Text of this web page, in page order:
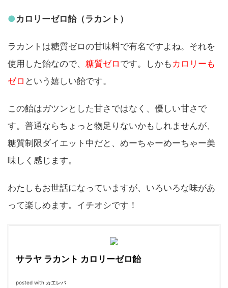
● カロリーゼロ飴（ラカント）
ラカントは糖質ゼロの甘味料で有名ですよね。それを
使用した飴なので、 糖質ゼロ です。しかも カロリーも
ゼロ という嬉しい飴です。
この飴はガツンとした甘さではなく、優しい甘さで
す。普通ならちょっと物足りないかもしれませんが、
糖質制限ダイエット中だと、めーちゃーめーちゃー美
味しく感じます。
わたしもお世話になっていますが、いろいろな味があ
って楽しめます。イチオシです！
サラヤ ラカント カロリーゼロ飴
posted with カエレバ